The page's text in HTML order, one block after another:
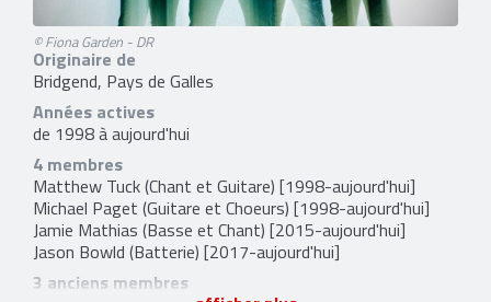
© Fiona Garden - DR
Originaire de
Bridgend, Pays de Galles
Années actives
de 1998 à aujourd'hui
4 membres
Matthew Tuck(Chant et Guitare) [1998-aujourd'hui]
Michael Paget (Guitare et Choeurs) [1998-aujourd'hui]
Jamie Mathias (Basse et Chant) [2015-aujourd'hui]
Jason Bowld (Batterie) [2017-aujourd'hui]
3 anciens membres